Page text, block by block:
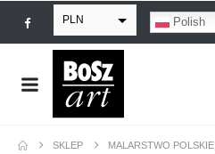
PLN
EUR
USD
Polish
SKLEP MALARSTWO POLSKIE